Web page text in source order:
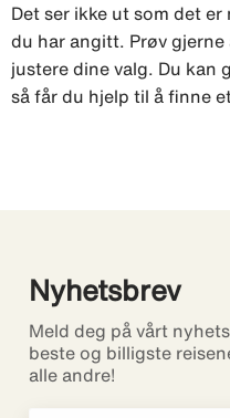
Det ser ikke ut som det
du har angitt. Prøv
justere dine valg. Du kan
så får du hjelp til å finne
Nyhetsbrev
Meld deg på vårt
beste og billigste
alle andre!